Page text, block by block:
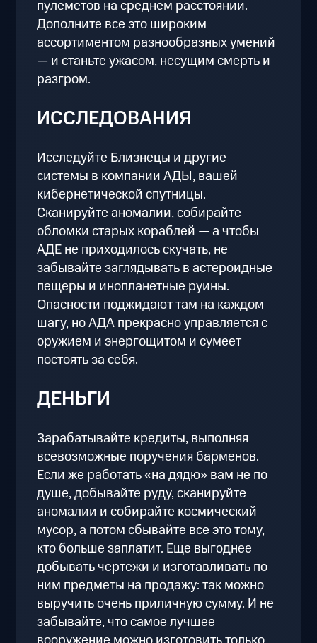
пулеметов на среднем расстоянии.
Дополните все это широким
ассортиментом разнообразных умений
— и станьте ужасом, несущим смерть и
разгром.
ИССЛЕДОВАНИЯ
Исследуйте Близнецы и другие
системы в компании АДЫ, вашей
кибернетической спутницы.
Сканируйте аномалии, собирайте
обломки старых кораблей — а чтобы
АДЕ не приходилось скучать, не
забывайте заглядывать в астероидные
пещеры и инопланетные руины.
Опасности поджидают там на каждом
шагу, но АДА прекрасно управляется с
оружием и энергощитом и сумеет
постоять за себя.
ДЕНЬГИ
Зарабатывайте кредиты, выполняя
всевозможные поручения барменов.
Если же работать «на дядю» вам не по
душе, добывайте руду, сканируйте
аномалии и собирайте космический
мусор, а потом сбывайте все это тому,
кто больше заплатит. Еще выгоднее
добывать чертежи и изготавливать по
ним предметы на продажу: так можно
выручить очень приличную сумму. И не
забывайте, что самое лучшее